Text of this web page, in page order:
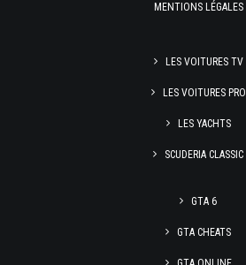
MENTIONS LÉGALES
LES VOITURES TV
LES VOITURES PRO
LES YACHTS
SCUDERIA CLASSIC
GTA 6
GTA CHEATS